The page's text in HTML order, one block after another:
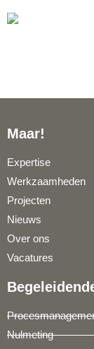
Maar!
Expertise
Werkzaamheden
Projecten
Nieuws
Over ons
Vacatures
Nulmeting